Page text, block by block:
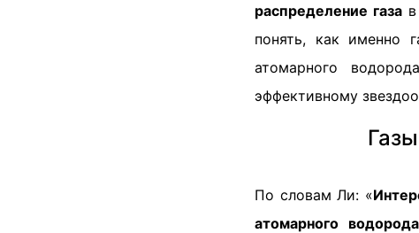
распределение газав
понять, как именно
атомарного
эффективному
По словам Ли: «
атомарного водорода